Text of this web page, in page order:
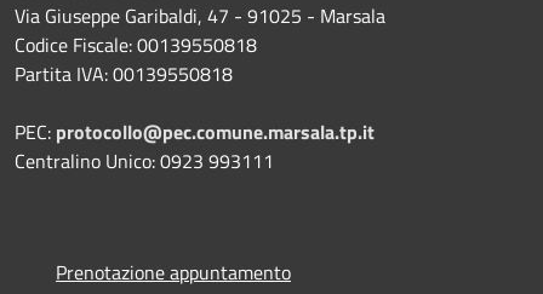
Via Giuseppe Garibaldi, 47 - 91025 - Marsala
Codice Fiscale: 00139550818
Partita IVA: 00139550818
PEC: protocollo@pec.comune.marsala.tp.it
Centralino Unico: 0923 993111
Prenotazione appuntamento